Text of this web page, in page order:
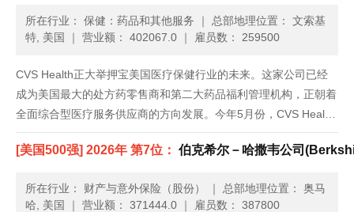
所在行业： 保健：药品和其他服务 ｜ 总部地理位置： 文索基
特, 美国
｜ 营业额： 402067.0 ｜ 雇员数： 259500
CVS Health正大举押宝美国医疗保健行业的未来。这家公司已经
成为美国最大的处方药零售商和第二大药品福利管理机构，正朝着
全面综合型医疗服务供应商的方向发展。今年5月份，CVS Health
出资127亿美元收购了Omnicare，发展路径愈加清晰。Omnicare
是一家医药快递公司，也帮助养老院管......
[美国500强] 2026年 第7位： 伯克希尔－哈撒韦公司
所在行业： 财产与意外保险（股份） ｜ 总部地理位置： 奥马
哈, 美国
｜ 营业额： 371444.0 ｜ 雇员数： 387800